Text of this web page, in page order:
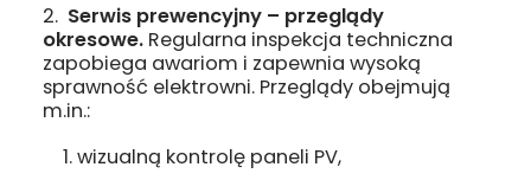
Serwis prewencyjny – przeglądy
okresowe. Regularna inspekcja techniczna
zapobiega awariom i zapewnia wysoką
sprawność elektrowni. Przeglądy obejmują
m.in.:
wizualną kontrolę paneli PV,